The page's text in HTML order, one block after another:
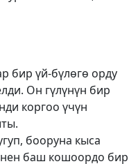
бир үй-бүлөгө орду
Он гүлүнүн бир
коргоо үчүн
бооруна кыса
баш кошоордо бир